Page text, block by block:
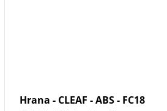
Hrana - CLEAF - ABS - FC18